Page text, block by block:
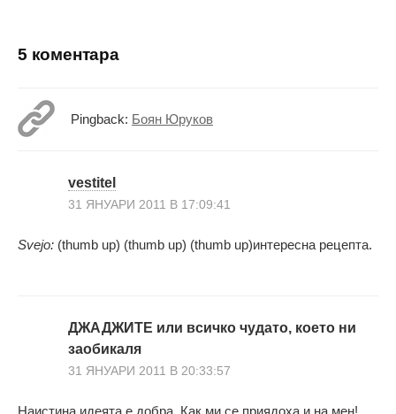
5 коментара
Pingback: Боян Юруков
vestitel
31 ЯНУАРИ 2011 В 17:09:41
Svejo: (thumb up) (thumb up) (thumb up)интересна рецепта.
ДЖАДЖИТЕ или всичко чудато, което ни
заобикаля
31 ЯНУАРИ 2011 В 20:33:57